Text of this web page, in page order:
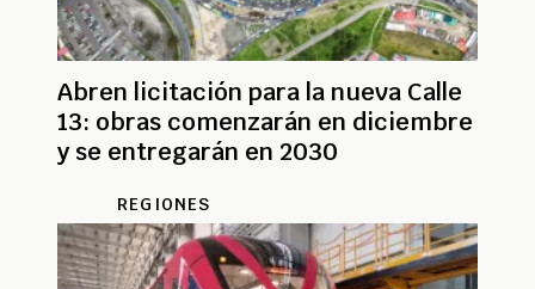
Abren licitación para la nueva Calle
13: obras comenzarán en diciembre
y se entregarán en 2030
REGIONES